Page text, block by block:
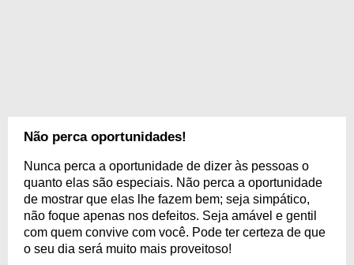
Não perca oportunidades!
Nunca perca a oportunidade de dizer às pessoas o
quanto elas são especiais. Não perca a oportunidade
de mostrar que elas lhe fazem bem; seja simpático,
não foque apenas nos defeitos. Seja amável e gentil
com quem convive com você. Pode ter certeza de que
o seu dia será muito mais proveitoso!